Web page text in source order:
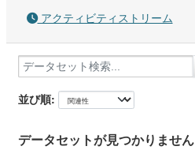
アクティビティストリーム
並び順
データセットが見つかりません